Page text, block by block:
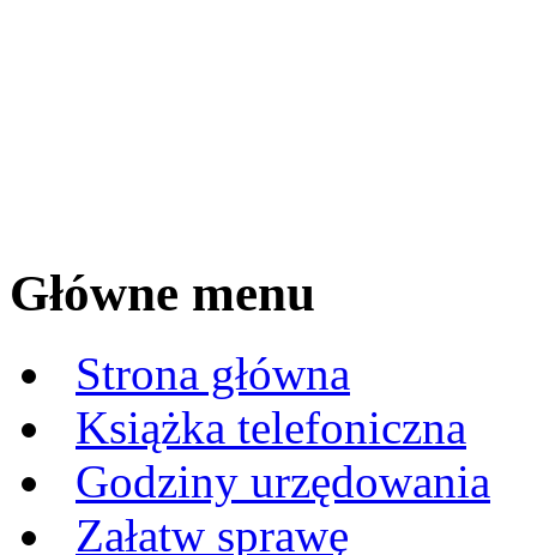
Główne menu
Strona główna
Książka telefoniczna
Godziny urzędowania
Załatw sprawę